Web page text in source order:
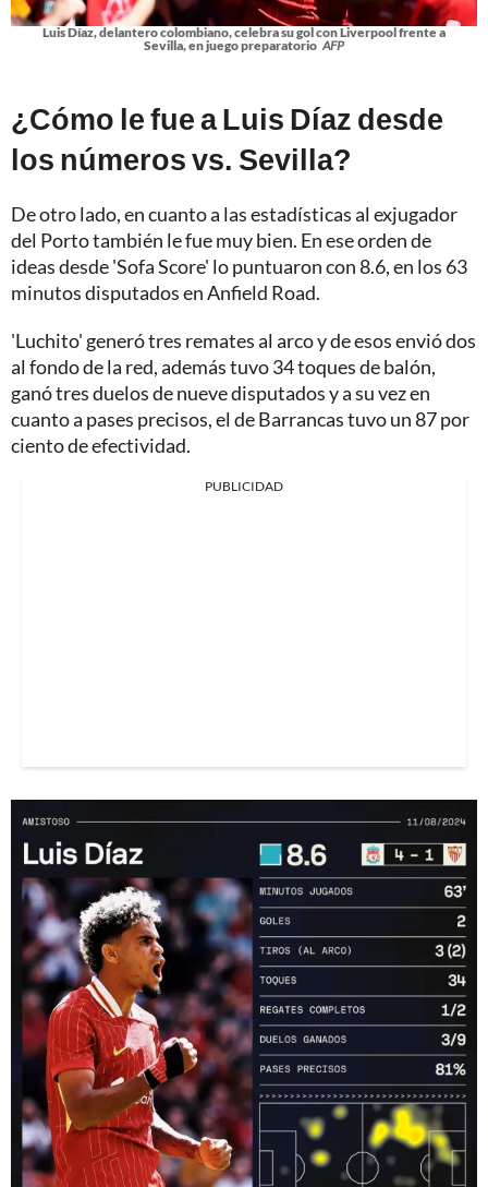
Luis Díaz, delantero colombiano, celebra su gol con Liverpool frente a
Sevilla, en juego preparatorio AFP
¿Cómo le fue a Luis Díaz desde
los números vs. Sevilla?
De otro lado, en cuanto a las estadísticas al exjugador
del Porto también le fue muy bien. En ese orden de
ideas desde 'Sofa Score' lo puntuaron con 8.6, en los 63
minutos disputados en Anfield Road.
'Luchito' generó tres remates al arco y de esos envió dos
al fondo de la red, además tuvo 34 toques de balón,
ganó tres duelos de nueve disputados y a su vez en
cuanto a pases precisos, el de Barrancas tuvo un 87 por
ciento de efectividad.
PUBLICIDAD